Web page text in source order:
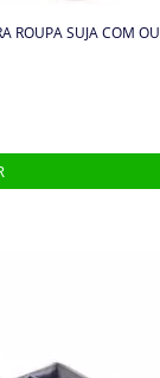
ROUPA SUJA COM OU